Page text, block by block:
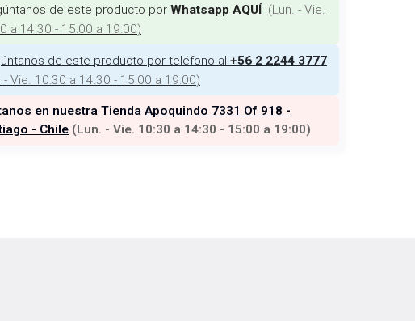
de este producto por Whatsapp AQUÍ (Lun. - Vie.
a 14:30 - 15:00 a 19:00)
de este producto por teléfono al +56 2 2244 3777
- Vie. 10:30 a 14:30 - 15:00 a 19:00)
en nuestra Tienda Apoquindo 7331 Of 918 -
- Chile (Lun. - Vie. 10:30 a 14:30 - 15:00 a 19:00)